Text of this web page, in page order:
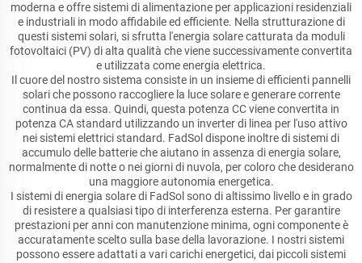
moderna e offre sistemi di alimentazione per applicazioni residenziali
e industriali in modo affidabile ed efficiente. Nella strutturazione di
questi sistemi solari, si sfrutta l'energia solare catturata da moduli
fotovoltaici (PV) di alta qualità che viene successivamente convertita
e utilizzata come energia elettrica.
Il cuore del nostro sistema consiste in un insieme di efficienti pannelli
solari che possono raccogliere la luce solare e generare corrente
continua da essa. Quindi, questa potenza CC viene convertita in
potenza CA standard utilizzando un inverter di linea per l'uso attivo
nei sistemi elettrici standard. FadSol dispone inoltre di sistemi di
accumulo delle batterie che aiutano in assenza di energia solare,
normalmente di notte o nei giorni di nuvola, per coloro che desiderano
una maggiore autonomia energetica.
I sistemi di energia solare di FadSol sono di altissimo livello e in grado
di resistere a qualsiasi tipo di interferenza esterna. Per garantire
prestazioni per anni con manutenzione minima, ogni componente è
accuratamente scelto sulla base della lavorazione. I nostri sistemi
possono essere adattati a vari carichi energetici, dai piccoli sistemi